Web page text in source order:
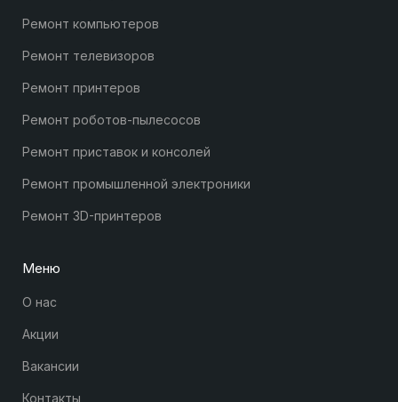
Ремонт компьютеров
Ремонт телевизоров
Ремонт принтеров
Ремонт роботов-пылесосов
Ремонт приставок и консолей
Ремонт промышленной электроники
Ремонт 3D-принтеров
Меню
О нас
Акции
Вакансии
Контакты